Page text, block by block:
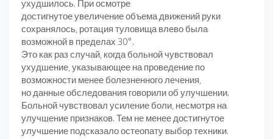
ухудшилось. При осмотре
достигнутое увеличение объема движений руки
сохранялось, ротация туловища влево была
возможной в пределах 30°.
Это как раз случай, когда больной чувствовал
ухудшение, указывающее на проведение по
возможности менее болезненного лечения,
но данные обследования говорили об улучшении.
Больной чувствовал усиление боли, несмотря на
улучшение признаков. Тем не менее достигнутое
улучшение подсказало остеопату выбор техники.